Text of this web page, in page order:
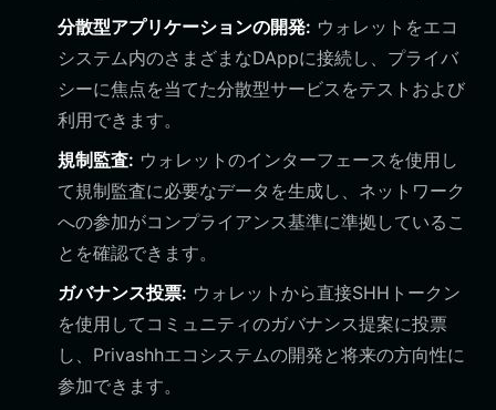
分散型アプリケーションの開発: ウォレットをエコ
システム内のさまざまなDAppに接続し、プライバ
シーに焦点を当てた分散型サービスをテストおよび
利用できます。
規制監査: ウォレットのインターフェースを使用し
て規制監査に必要なデータを生成し、ネットワーク
への参加がコンプライアンス基準に準拠しているこ
とを確認できます。
ガバナンス投票: ウォレットから直接SHHトークン
を使用してコミュニティのガバナンス提案に投票
し、Privashhエコシステムの開発と将来の方向性に
参加できます。